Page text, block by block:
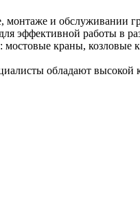
и обслуживании
эффективной работы в
краны, козловые
обладают высокой